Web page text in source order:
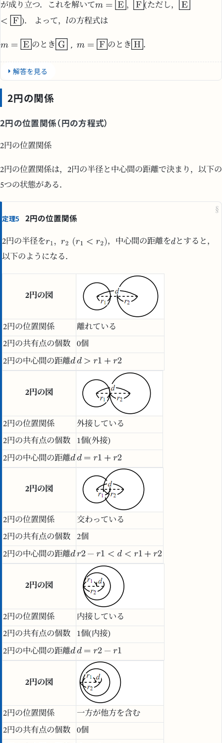
が成り立つ．これを解いて
(ただし，
)． よって，
の方程式は
のとき ， のとき ．
解答を見る
2円の関係
2円の位置関係（円の方程式）
2円の位置関係
2円の位置関係は，2円の半径と中心間の距離で決まり，以下の
5つの状態がある．
§
定理5 2円の位置関係
2円の半径を ，中心間の距離を
とすると，
以下のようになる．
2円の図
2円の位置関係 離れている
2円の共有点の個数 0個
2円の中心間の距離
2円の図
2円の位置関係 外接している
2円の共有点の個数 1個(外接)
2円の中心間の距離
2円の図
2円の位置関係 交わっている
2円の共有点の個数 2個
2円の中心間の距離
2円の図
2円の位置関係 内接している
2円の共有点の個数 1個(内接)
2円の中心間の距離
2円の図
2円の位置関係 一方が他方を含む
2円の共有点の個数 0個